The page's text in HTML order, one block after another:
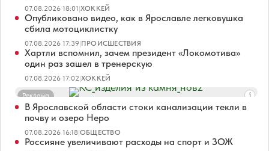
07.08.2026 18:01|ХОККЕЙ
Опубликовано видео, как в Ярославле легковушка
сбила мотоциклистку
07.08.2026 17:39|ПРОИСШЕСТВИЯ
Хартли вспомнил, зачем президент «Локомотива»
один раз зашел в тренерскую
07.08.2026 17:02|ХОККЕЙ
Реклама
В Ярославской области стоки канализации текли в
почву и озеро Неро
07.08.2026 16:18|ОБЩЕСТВО
Россияне увеличивают расходы на спорт и ЗОЖ